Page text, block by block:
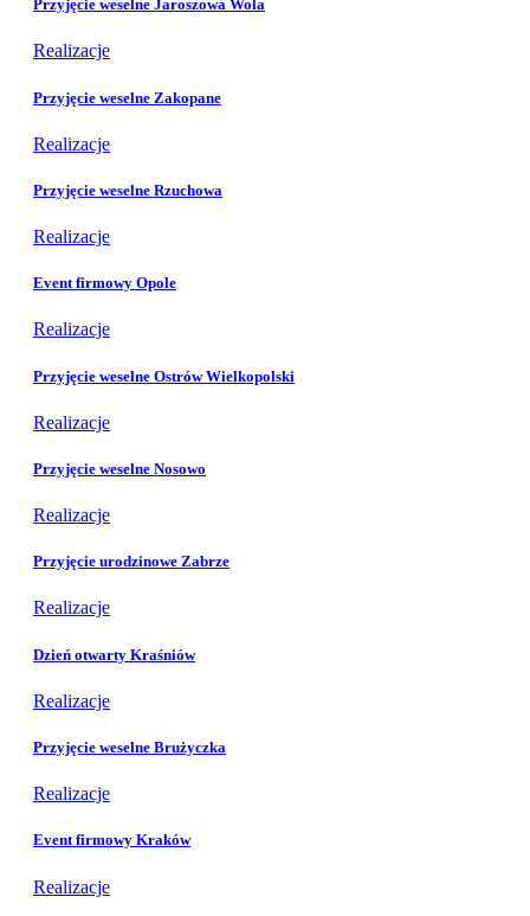
Przyjęcie weselne Jaroszowa Wola
Realizacje
Przyjęcie weselne Zakopane
Realizacje
Przyjęcie weselne Rzuchowa
Realizacje
Event firmowy Opole
Realizacje
Przyjęcie weselne Ostrów Wielkopolski
Realizacje
Przyjęcie weselne Nosowo
Realizacje
Przyjęcie urodzinowe Zabrze
Realizacje
Dzień otwarty Kraśniów
Realizacje
Przyjęcie weselne Brużyczka
Realizacje
Event firmowy Kraków
Realizacje